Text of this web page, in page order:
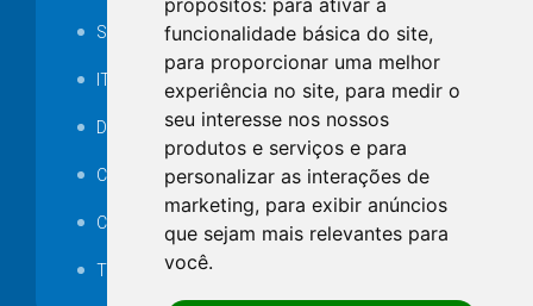
propósitos: para ativar a
funcionalidade básica do site,
para proporcionar uma melhor
experiência no site, para medir o
seu interesse nos nossos
produtos e serviços e para
personalizar as interações de
marketing, para exibir anúncios
que sejam mais relevantes para
você.
Serviços Técnicos TI
ITR
Desapropriações
Catalogo Eletrônico de Padronização
Consórcios Municipais
Telefones Úteis